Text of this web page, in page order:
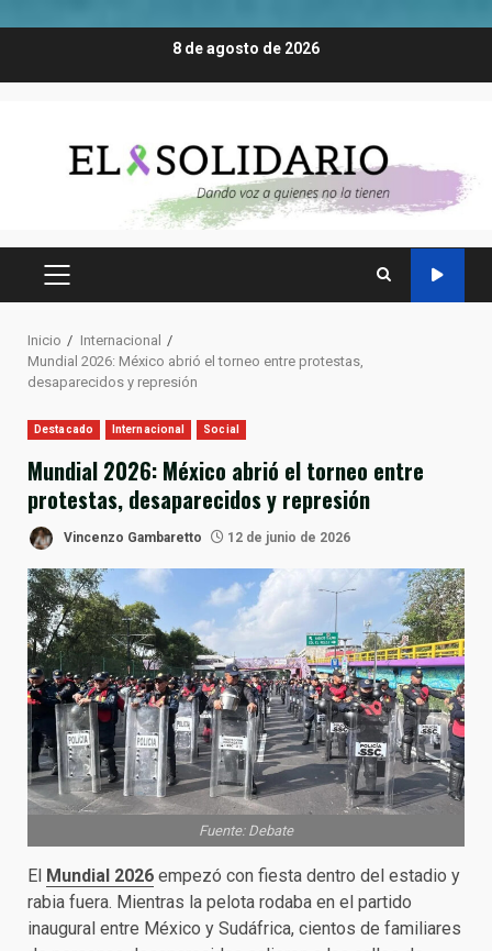
8 de agosto de 2026
MENÚ
Inicio
Internacional
Mundial 2026: México abrió el torneo entre protestas,
desaparecidos y represión
Destacado Internacional Social
Mundial 2026: México abrió el torneo entre
protestas, desaparecidos y represión
Vincenzo Gambaretto 12 de junio de 2026
Fuente: Debate
El Mundial 2026 empezó con fiesta dentro del estadio y
rabia fuera. Mientras la pelota rodaba en el partido
inaugural entre México y Sudáfrica, cientos de familiares